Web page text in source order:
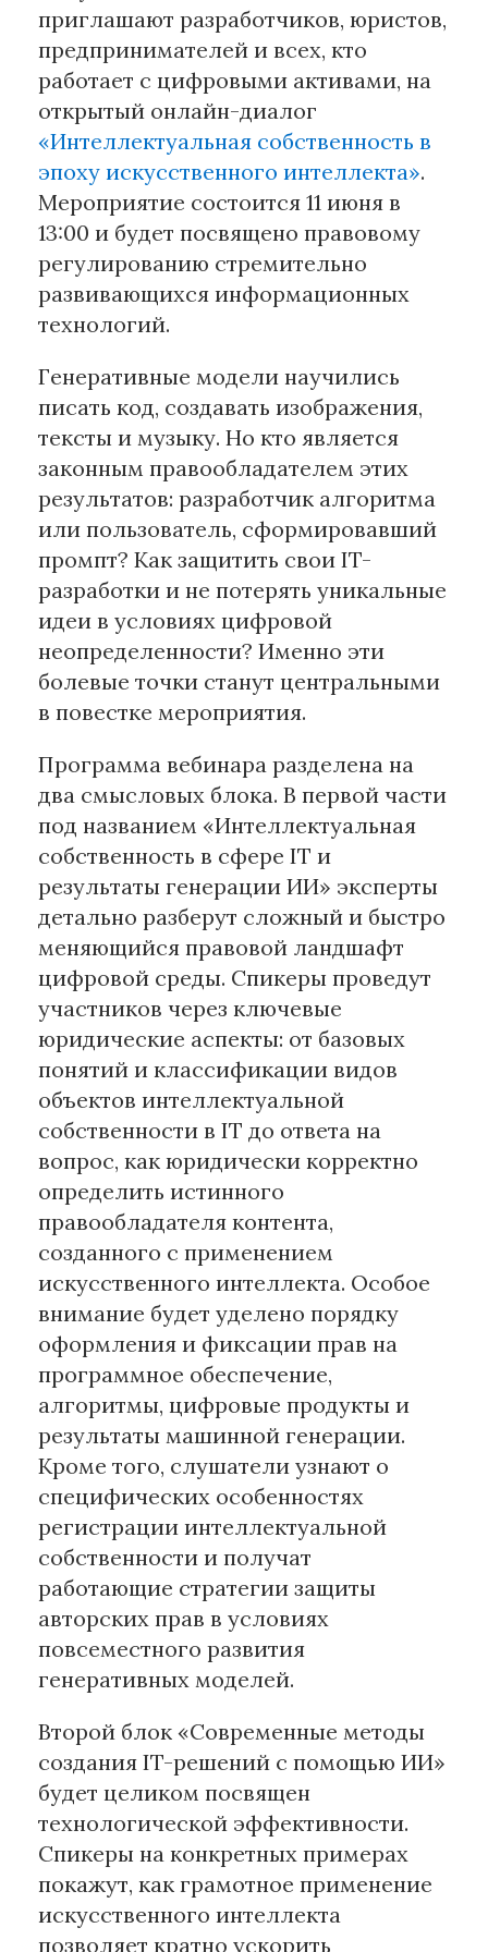
Материалы партнеров
АКИ
Artists / Художники.РФ
n'RIS
Онлайн патент
Цифровой Сарафан
Смотрите нас в соцсетях и мессенджерах
приглашают разработчиков, юристов,
предпринимателей и всех, кто
работает с цифровыми активами, на
открытый онлайн-диалог
«Интеллектуальная собственность в
эпоху искусственного интеллекта».
Мероприятие состоится 11 июня в
13:00 и будет посвящено правовому
регулированию стремительно
развивающихся информационных
технологий.
Генеративные модели научились
писать код, создавать изображения,
тексты и музыку. Но кто является
законным правообладателем этих
результатов: разработчик алгоритма
или пользователь, сформировавший
промпт? Как защитить свои IT-
разработки и не потерять уникальные
идеи в условиях цифровой
неопределенности? Именно эти
болевые точки станут центральными
в повестке мероприятия.
Программа вебинара разделена на
два смысловых блока. В первой части
под названием «Интеллектуальная
собственность в сфере IT и
результаты генерации ИИ» эксперты
детально разберут сложный и быстро
меняющийся правовой ландшафт
цифровой среды. Спикеры проведут
участников через ключевые
юридические аспекты: от базовых
понятий и классификации видов
объектов интеллектуальной
собственности в IT до ответа на
вопрос, как юридически корректно
определить истинного
правообладателя контента,
созданного с применением
искусственного интеллекта. Особое
внимание будет уделено порядку
оформления и фиксации прав на
программное обеспечение,
алгоритмы, цифровые продукты и
результаты машинной генерации.
Кроме того, слушатели узнают о
специфических особенностях
регистрации интеллектуальной
собственности и получат
работающие стратегии защиты
авторских прав в условиях
повсеместного развития
генеративных моделей.
Второй блок «Современные методы
создания IT-решений с помощью ИИ»
будет целиком посвящен
технологической эффективности.
Спикеры на конкретных примерах
покажут, как грамотное применение
искусственного интеллекта
позволяет кратно ускорить